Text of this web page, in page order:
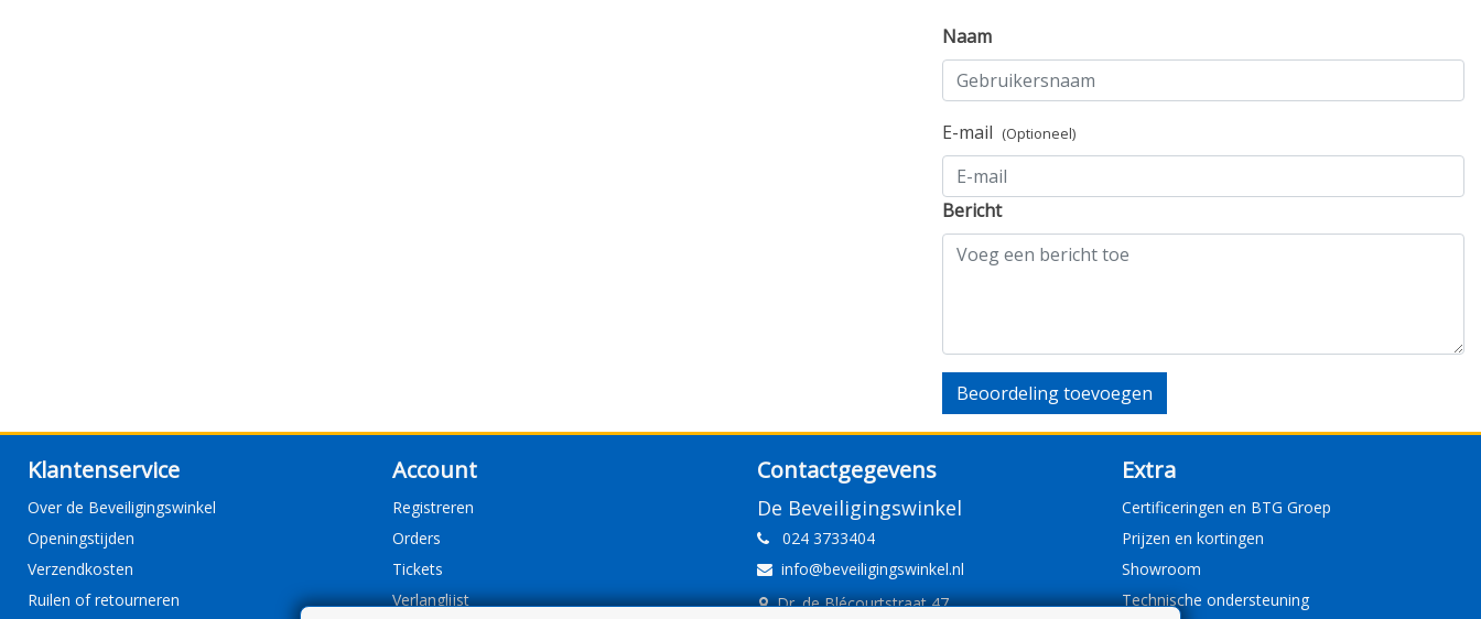
Naam
E-mail (Optioneel)
Bericht
Beoordeling toevoegen
Klantenservice
Over de Beveiligingswinkel
Openingstijden
Verzendkosten
Ruilen of retourneren
Account
Registreren
Orders
Tickets
Verlanglijst
Contactgegevens
De Beveiligingswinkel
024 3733404
info@beveiligingswinkel.nl
Dr. de Blécourtstraat 47
Extra
Certificeringen en BTG Groep
Prijzen en kortingen
Showroom
Technische ondersteuning